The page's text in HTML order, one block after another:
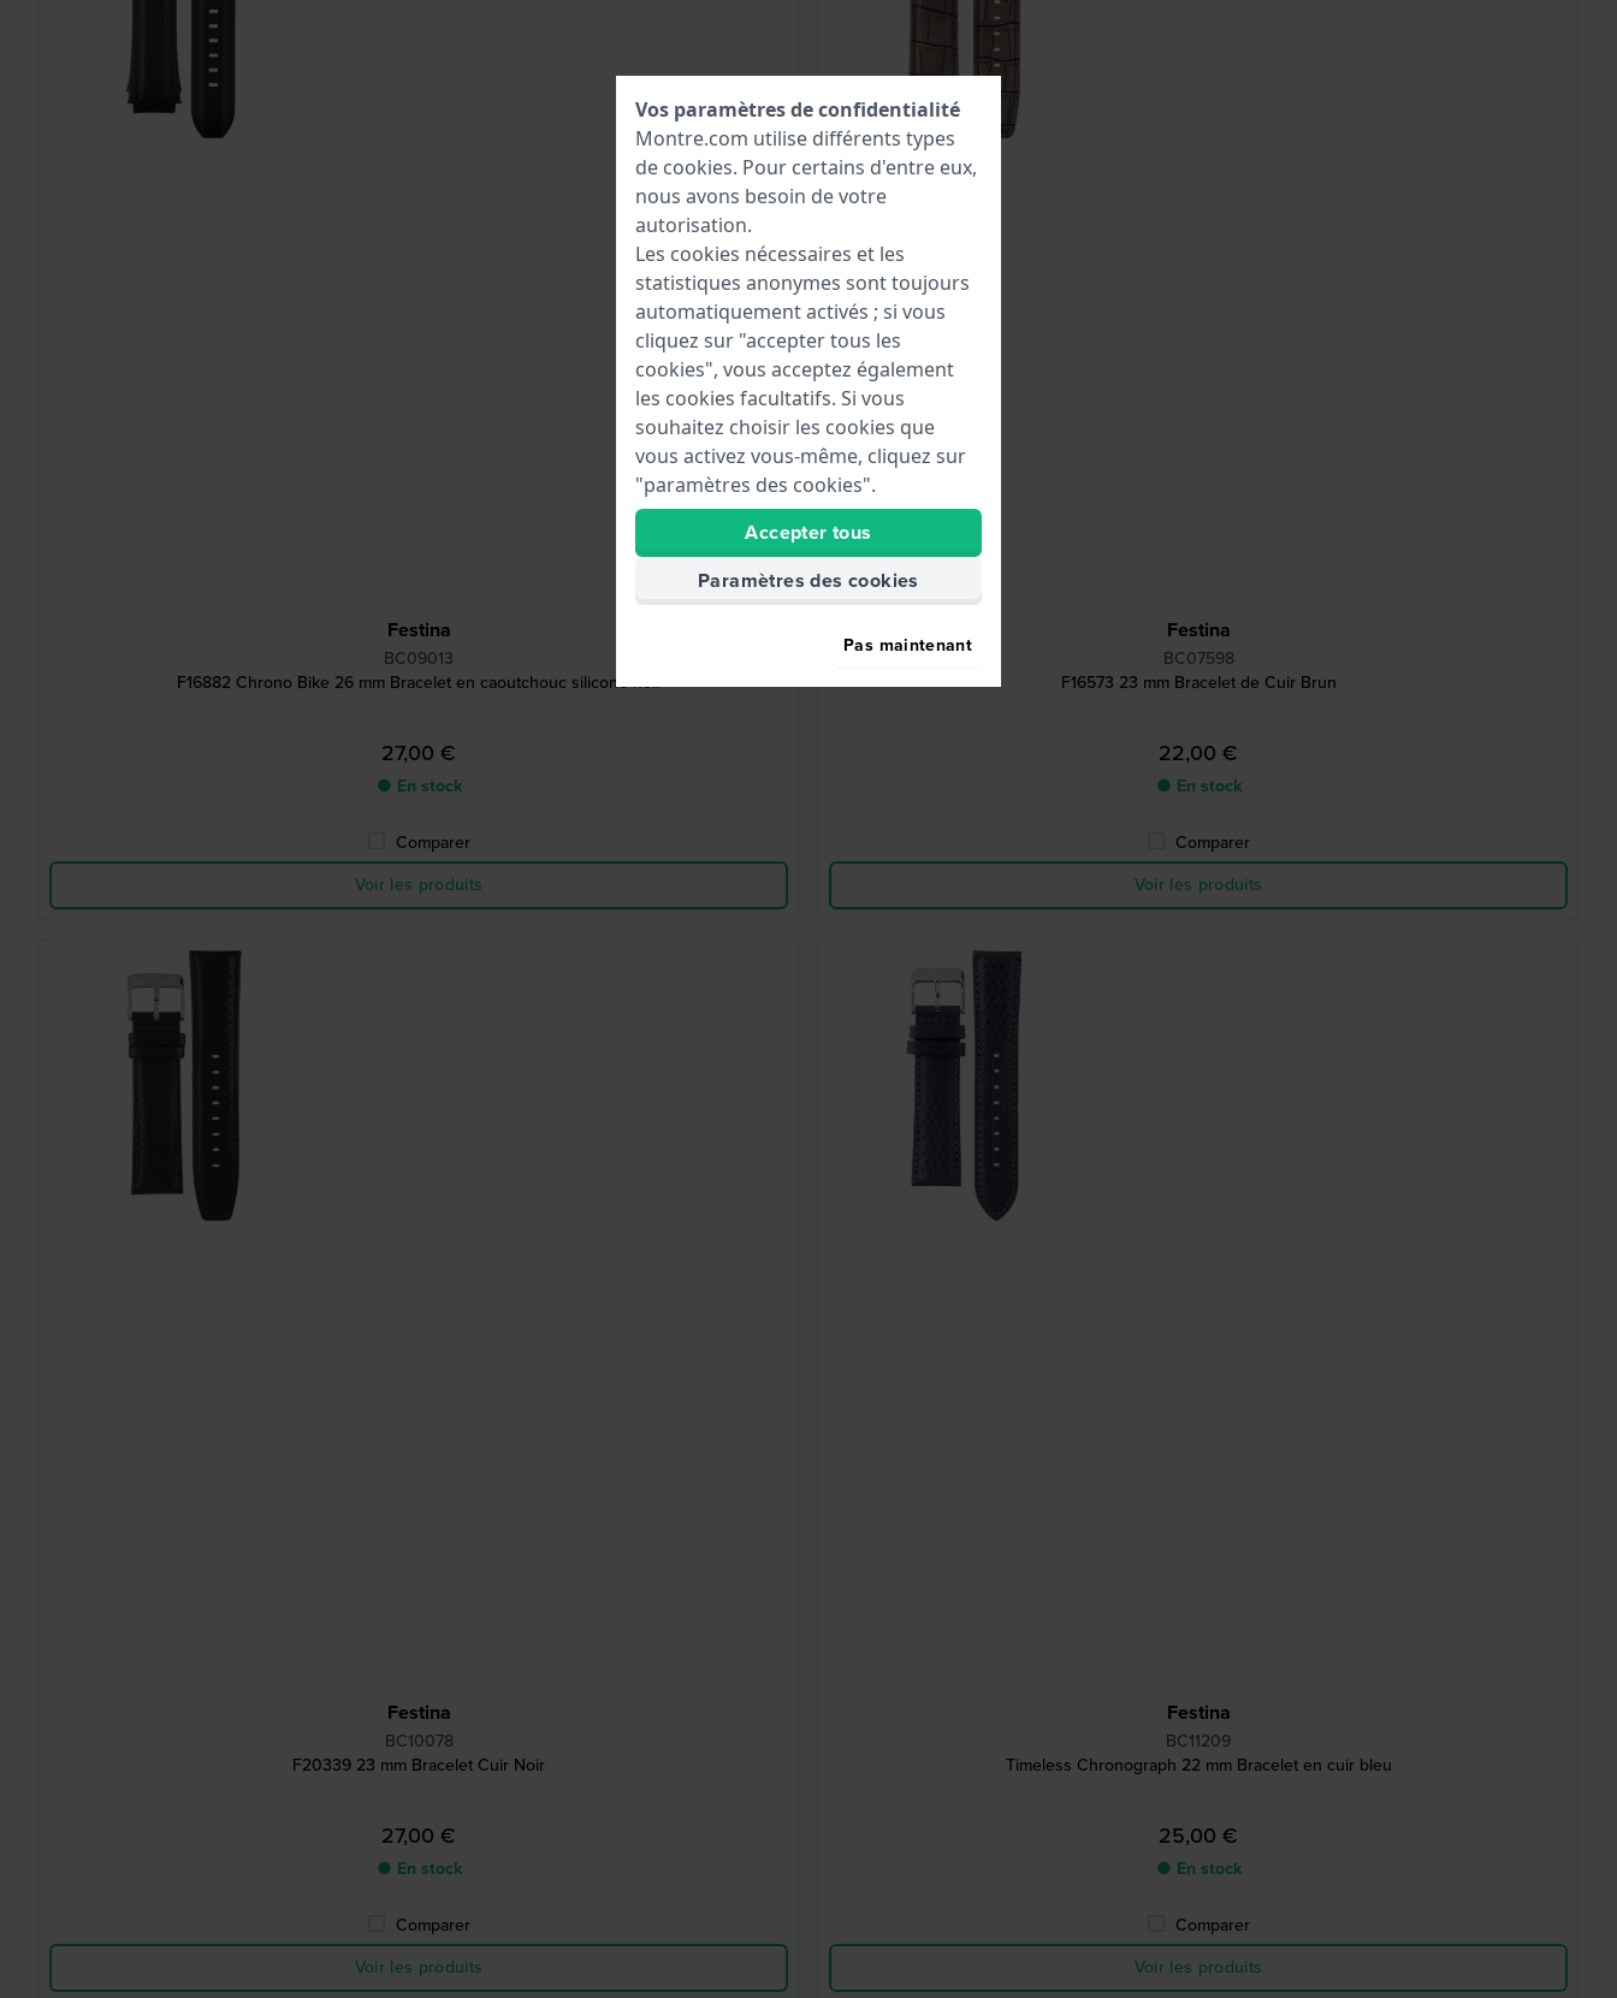
Festina
BC09013
F16882 Chrono Bike 26 mm Bracelet en caoutchouc siliconé noir
27,00 €
● En stock
Comparer
Voir les produits
Festina
BC07598
F16573 23 mm Bracelet de Cuir Brun
22,00 €
● En stock
Comparer
Voir les produits
Festina
BC10078
F20339 23 mm Bracelet Cuir Noir
27,00 €
● En stock
Comparer
Voir les produits
Festina
BC11209
Timeless Chronograph 22 mm Bracelet en cuir bleu
25,00 €
● En stock
Comparer
Voir les produits
Vos paramètres de confidentialité
Montre.com utilise différents types
de cookies. Pour certains d'entre eux,
nous avons besoin de votre
autorisation.
Les cookies nécessaires et les
statistiques anonymes sont toujours
automatiquement activés ; si vous
cliquez sur "accepter tous les
cookies", vous acceptez également
les cookies facultatifs. Si vous
souhaitez choisir les cookies que
vous activez vous-même, cliquez sur
"paramètres des cookies".
Accepter tous
Paramètres des cookies
Pas maintenant